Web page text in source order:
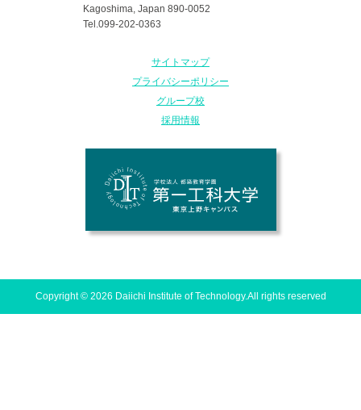
Kagoshima, Japan 890-0052
Tel.099-202-0363
サイトマップ
プライバシーポリシー
グループ校
採用情報
Copyright © 2026 Daiichi Institute of Technology.All rights reserved